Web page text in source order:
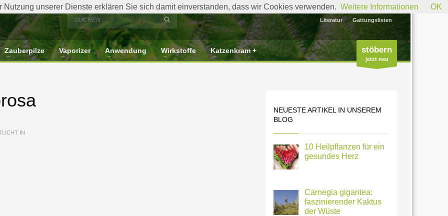
Literatur Gattungslisten
Zauberpilze Vaporizer Anwendung Wirkstoffe Katzenkram + stöbern
jetzt neu
IN
NEUESTE ARTIKEL IN UNSEREM
BLOG
10 Heilpflanzen für ein
gesundes Herz
Carnegia gigantea:
faszinierender Kaktus
der Wüste
unserer Dienste erklären Sie sich damit einverstanden, dass wir Cookies verwenden. Weitere Informationen OK